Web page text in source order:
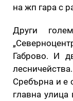
на жп гара с
Други
Габрово. И
Сребърна и е
главна